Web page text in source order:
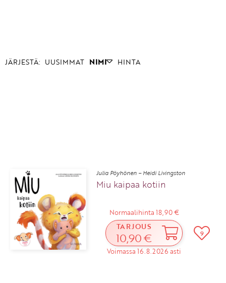
JÄRJESTÄ: UUSIMMAT NIMI HINTA
Julia Pöyhönen – Heidi Livingston
Miu kaipaa kotiin
Normaalihinta 18,90 €
TARJOUS
10,90 €
Voimassa 16.8.2026 asti
9